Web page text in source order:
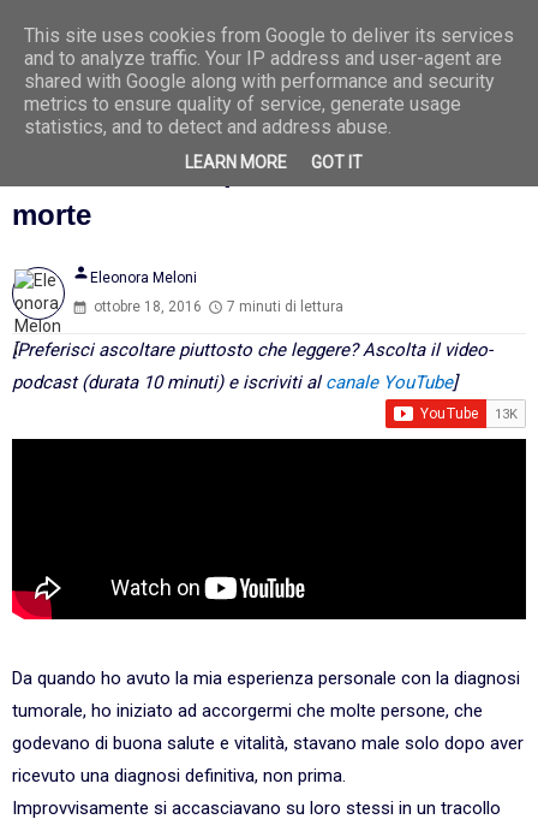
7 Ago
2026
La caccia al colpevole di fronte alla
morte
person Eleonora Meloni
ottobre 18, 2016
7 minuti di lettura
[Preferisci ascoltare piuttosto che leggere? Ascolta il video-
podcast (durata 10 minuti) e iscriviti alcanale YouTube]
Da quando ho avuto la mia esperienza personale con la diagnosi
tumorale, ho iniziato ad accorgermi che molte persone, che
godevano di buona salute e vitalità, stavano male solo dopo aver
ricevuto una diagnosi definitiva, non prima.
Improvvisamente si accasciavano su loro stessi in un tracollo
This site uses cookies from Google to deliver its services
and to analyze traffic. Your IP address and user-agent are
shared with Google along with performance and security
metrics to ensure quality of service, generate usage
statistics, and to detect and address abuse.
LEARN MORE GOT IT